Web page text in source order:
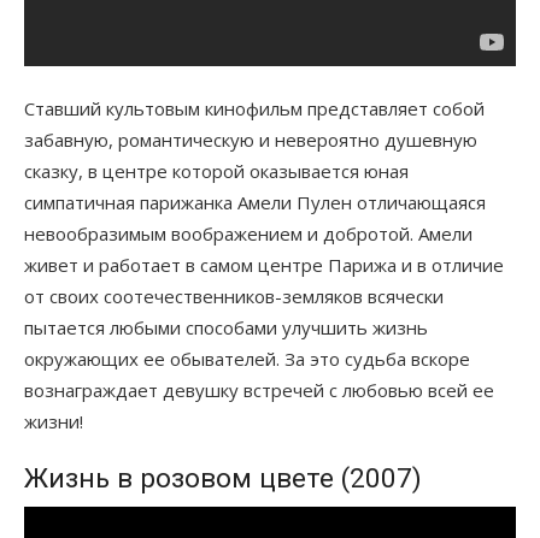
Ставший культовым кинофильм представляет собой
забавную, романтическую и невероятно душевную
сказку, в центре которой оказывается юная
симпатичная парижанка Амели Пулен отличающаяся
невообразимым воображением и добротой. Амели
живет и работает в самом центре Парижа и в отличие
от своих соотечественников-земляков всячески
пытается любыми способами улучшить жизнь
окружающих ее обывателей. За это судьба вскоре
вознаграждает девушку встречей с любовью всей ее
жизни!
Жизнь в розовом цвете (2007)